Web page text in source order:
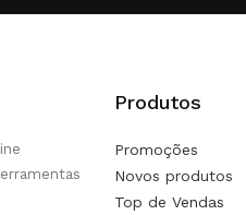
Produtos
Promoções
Novos produtos
Top de Vendas